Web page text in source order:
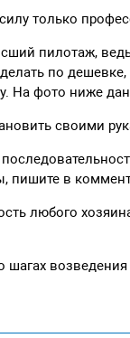
только
пилотаж,
по
На фото ниже
своими
пишите в
любого
шагах